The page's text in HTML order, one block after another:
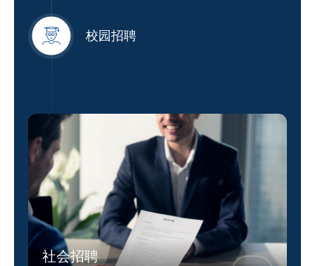
校园招聘
社会招聘